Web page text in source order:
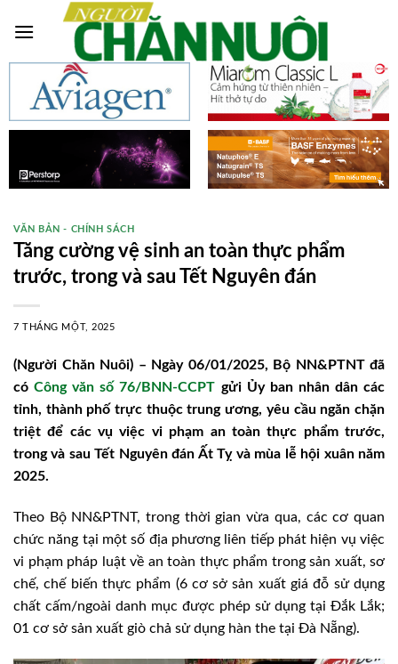
VĂN BẢN - CHÍNH SÁCH
Tăng cường vệ sinh an toàn thực phẩm
trước, trong và sau Tết Nguyên đán
7 THÁNG MỘT, 2025
(Người Chăn Nuôi) – Ngày 06/01/2025, Bộ NN&PTNT đã
cóCông văn số 76/BNN-CCPT gửi Ủy ban nhân dân các
tỉnh, thành phố trực thuộc trung ương, yêu cầu ngăn chặn
triệt để các vụ việc vi phạm an toàn thực phẩm trước,
trong và sau Tết Nguyên đán Ất Tỵ và mùa lễ hội xuân năm
2025.
Theo Bộ NN&PTNT, trong thời gian vừa qua, các cơ quan
chức năng tại một số địa phương liên tiếp phát hiện vụ việc
vi phạm pháp luật về an toàn thực phẩm trong sản xuất, sơ
chế, chế biến thực phẩm (6 cơ sở sản xuất giá đỗ sử dụng
chất cấm/ngoài danh mục được phép sử dụng tại Đắk Lắk;
01 cơ sở sản xuất giò chả sử dụng hàn the tại Đà Nẵng).